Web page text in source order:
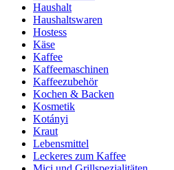
Haushalt
Haushaltswaren
Hostess
Käse
Kaffee
Kaffeemaschinen
Kaffeezubehör
Kochen & Backen
Kosmetik
Kotányi
Kraut
Lebensmittel
Leckeres zum Kaffee